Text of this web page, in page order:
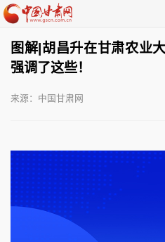
图解|胡昌升在甘肃农业
强调了这些！
来源：中国甘肃网